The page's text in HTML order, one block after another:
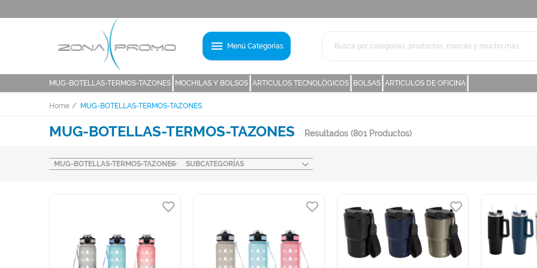
menu Menú Categorías
MUG-BOTELLAS-TERMOS-TAZONES MOCHILAS Y BOLSOS ARTICULOS TECNOLÓGICOS BOLSAS ARTICULOS DE OFICINA
Home MUG-BOTELLAS-TERMOS-TAZONES
MUG-BOTELLAS-TERMOS-TAZONES Resultados (801 Productos)
MUG-BOTELLAS-TERMOS-TAZONES SUBCATEGORÍAS